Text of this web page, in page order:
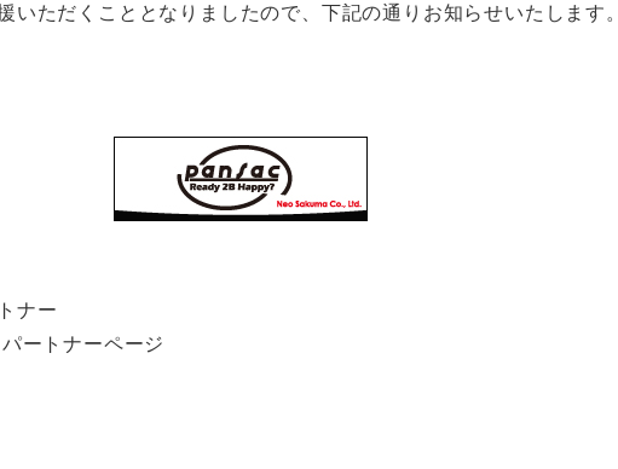
いただくこととなりましたので、下記の通りお知らせいたします。
ナー
ートナーページ